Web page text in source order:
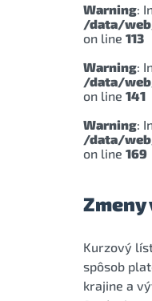
Warning:
/data/
on line 113
Warning:
/data/
on line 141
Warning:
/data/
on line 169
Kurzový
spôsob
krajine a